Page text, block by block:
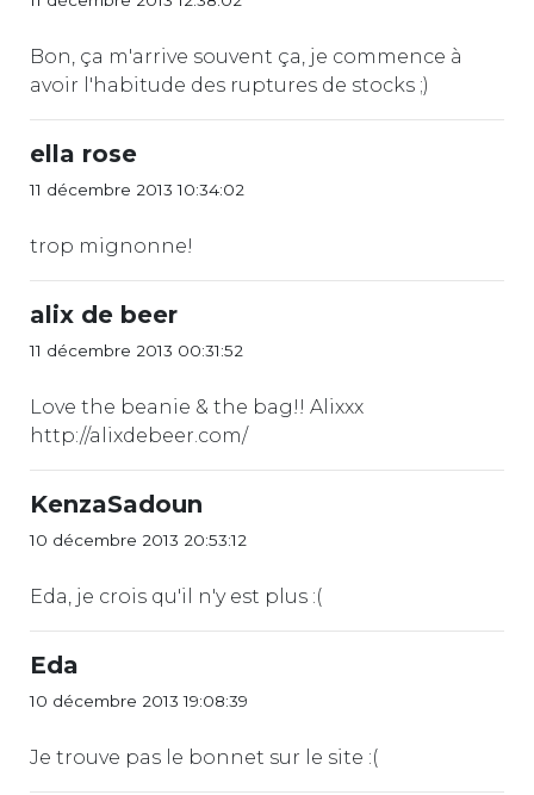
Bon, ça m'arrive souvent ça, je commence à
avoir l'habitude des ruptures de stocks ;)
ella rose
11 décembre 2013 10:34:02
trop mignonne!
alix de beer
11 décembre 2013 00:31:52
Love the beanie & the bag!! Alixxx
http://alixdebeer.com/
KenzaSadoun
10 décembre 2013 20:53:12
Eda, je crois qu'il n'y est plus :(
Eda
10 décembre 2013 19:08:39
Je trouve pas le bonnet sur le site :(